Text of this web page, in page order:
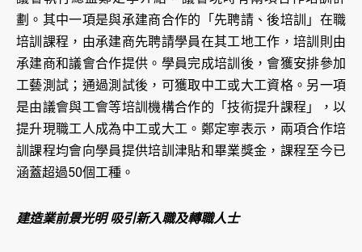
劃。其中一項是與承建商合作的「先聘請、後培訓」在職
培訓課程，由承建商先聘請學員在其工地工作，培訓則由
承建商和議會合作提供。學員完成培訓後，會獲安排參加
工藝測試；通過測試後，可獲取中工或大工資格。另一項
是由議會與工會等培訓機構合作的「技術提升課程」，以
提升現職工人成為中工或大工。鄭定寕表示，兩項合作培
訓課程均會向學員提供培訓津貼和畢業獎金，課程至今已
涵蓋超過50個工種。
建造業前景光明 吸引新入職及轉職人士